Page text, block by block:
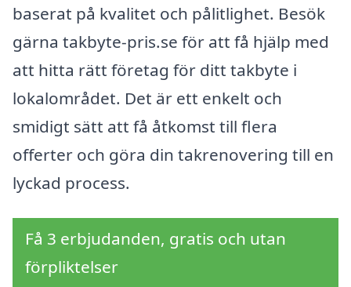
baserat på kvalitet och pålitlighet. Besök
gärna takbyte-pris.se för att få hjälp med
att hitta rätt företag för ditt takbyte i
lokalområdet. Det är ett enkelt och
smidigt sätt att få åtkomst till flera
offerter och göra din takrenovering till en
lyckad process.
Få 3 erbjudanden, gratis och utan
förpliktelser